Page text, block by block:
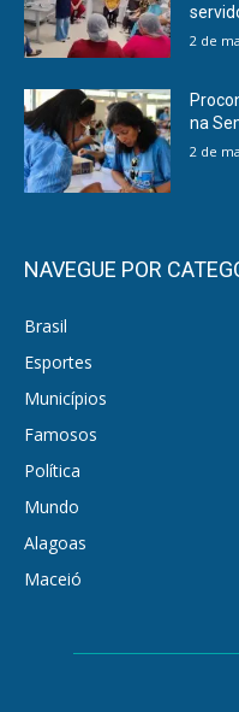
2 de
na
2 de
NAVEGUE POR
Brasil
Esportes
Municípios
Famosos
Política
Mundo
Alagoas
Maceió